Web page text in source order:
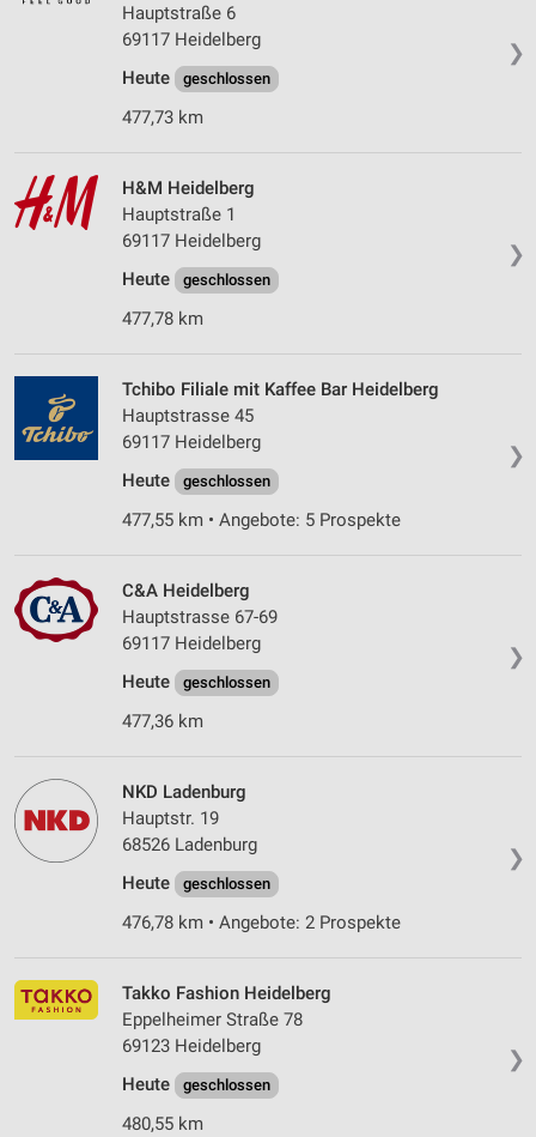
❯
Hauptstraße 6
69117 Heidelberg
Heute
geschlossen
477,73 km
❯
H&M Heidelberg
Hauptstraße 1
69117 Heidelberg
Heute
geschlossen
477,78 km
❯
Tchibo Filiale mit Kaffee Bar Heidelberg
Hauptstrasse 45
69117 Heidelberg
Heute
geschlossen
477,55 km • Angebote: 5 Prospekte
❯
C&A Heidelberg
Hauptstrasse 67-69
69117 Heidelberg
Heute
geschlossen
477,36 km
❯
NKD Ladenburg
Hauptstr. 19
68526 Ladenburg
Heute
geschlossen
476,78 km • Angebote: 2 Prospekte
❯
Takko Fashion Heidelberg
Eppelheimer Straße 78
69123 Heidelberg
Heute
geschlossen
480,55 km